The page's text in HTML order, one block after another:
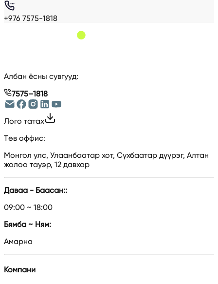
+976 7575-1818
Албан ёсны сувгууд:
7575–1818
Лого татах
Төв оффис:
Монгол улс, Улаанбаатар хот, Сүхбаатар дүүрэг, Алтан
жолоо тауэр, 12 давхар
Даваа - Баасан::
09:00 ~ 18:00
Бямба ~ Ням:
Амарна
Компани